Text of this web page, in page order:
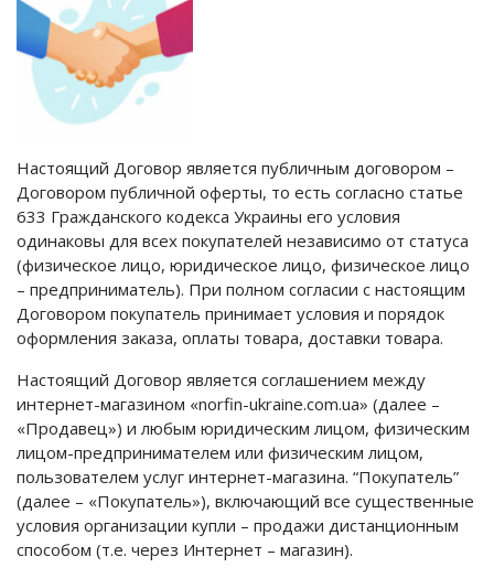
Настоящий Договор является публичным договором –
Договором публичной оферты, то есть согласно статье
633 Гражданского кодекса Украины его условия
одинаковы для всех покупателей независимо от статуса
(физическое лицо, юридическое лицо, физическое лицо
– предприниматель). При полном согласии с настоящим
Договором покупатель принимает условия и порядок
оформления заказа, оплаты товара, доставки товара.
Настоящий Договор является соглашением между
интернет-магазином «norfin-ukraine.com.ua» (далее –
«Продавец») и любым юридическим лицом, физическим
лицом-предпринимателем или физическим лицом,
пользователем услуг интернет-магазина. “Покупатель”
(далее – «Покупатель»), включающий все существенные
условия организации купли – продажи дистанционным
способом (т.е. через Интернет – магазин).